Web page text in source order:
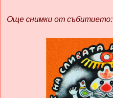
Още снимки от събитието: